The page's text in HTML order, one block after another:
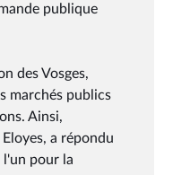
publique
des Vosges,
marchés publics
Ainsi,
a répondu
l'un pour la